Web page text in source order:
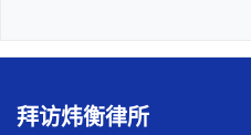
拜访炜衡律所